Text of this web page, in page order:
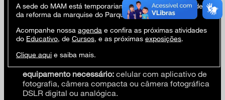
Cais, Olivier de Sagazan, Paulo Nazareth, Renato
Cohen, Rodrigo Braga, Sophie Calle, Sigalit Landau,
Ziele & Carter, etc.
um desses equipamentos fotográficos a seguir.
equipamento necessário: celular com aplicativo de
fotografia, câmera compacta ou câmera fotográfica
DSLR digital ou analógica.
A sede do MAM está temporariamente fechada em virtude
da reforma da marquise do Parque Ibirapuera.
Acompanhe nossa agenda e confira as próximas atividades
do Educativo, de Cursos, e as próximas exposições.
Clique aqui e saiba mais.